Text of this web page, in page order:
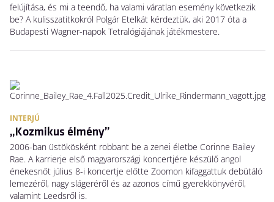
felújítása, és mi a teendő, ha valami váratlan esemény következik
be? A kulisszatitkokról Polgár Etelkát kérdeztük, aki 2017 óta a
Budapesti Wagner-napok Tetralógiájának játékmestere.
INTERJÚ
„Kozmikus élmény”
2006-ban üstökösként robbant be a zenei életbe Corinne Bailey
Rae. A karrierje első magyarországi koncertjére készülő angol
énekesnőt július 8-i koncertje előtte Zoomon kifaggattuk debütáló
lemezéről, nagy slágeréről és az azonos című gyerekkönyvéről,
valamint Leedsről is.